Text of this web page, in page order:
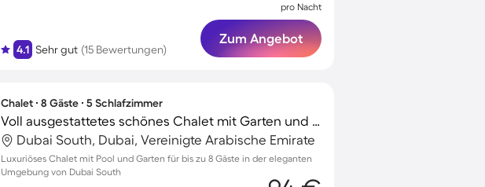
4.1 Sehr gut (15 Bewertungen)
pro Nacht
Zum Angebot
Chalet ∙ 8 Gäste ∙ 5 Schlafzimmer
Voll ausgestattetes schönes Chalet mit Garten und Pool
Dubai South, Dubai, Vereinigte Arabische Emirate
Luxuriöses Chalet mit Pool und Garten für bis zu 8 Gäste in der eleganten
Umgebung von Dubai South